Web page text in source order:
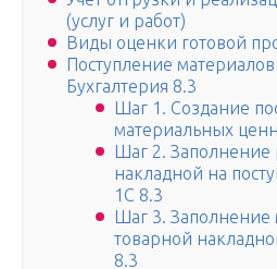
(услуг и работ)
Виды оценки готовой
Поступление
Бухгалтерия 8.3
Шаг 1. Создание
материальных
Шаг 2. Заполнение
накладной на
1С 8.3
Шаг 3. Заполнение
товарной
8.3